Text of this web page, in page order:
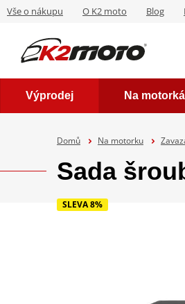
Vše o nákupu O K2 moto Blog
Výprodej Na
Domů Na motorku
Sada
SLEVA 8%